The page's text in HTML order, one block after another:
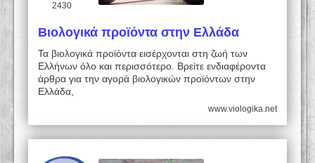
2430
Βιολογικά προϊόντα στην Ελλάδα
Τα βιολογικά προϊόντα εισέρχονται στη ζωή των
Ελλήνων όλο και περισσότερο. Βρείτε ενδιαφέροντα
άρθρα για την αγορά βιολογικών προϊόντων στην
Ελλάδα,
www.viologika.net